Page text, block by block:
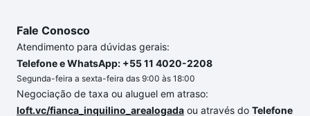
Fale Conosco
Atendimento para dúvidas gerais:
Telefone e WhatsApp: +55 11 4020-2208
Segunda-feira a sexta-feira das 9:00 às 18:00
Negociação de taxa ou aluguel em atraso:
loft.vc/fianca_inquilino_arealogada ou através do Telefone